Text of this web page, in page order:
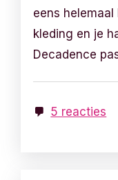
eens
kleding en je
Decadence
5 reacties